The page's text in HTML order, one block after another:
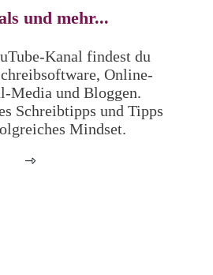
und mehr...
Kanal findest du
Online-
Media und Bloggen.
Schreibtipps und Tipps
Mindset.